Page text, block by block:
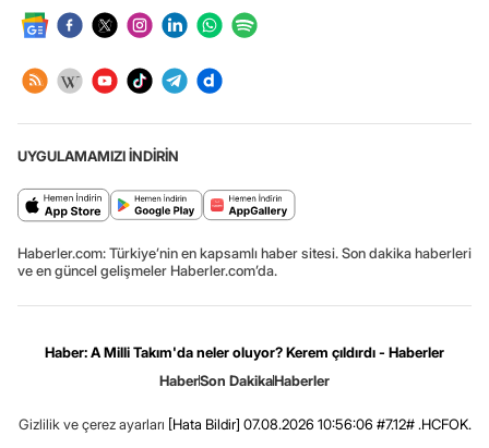
UYGULAMAMIZI İNDİRİN
Haberler.com: Türkiye’nin en kapsamlı haber sitesi. Son dakika haberleri
ve en güncel gelişmeler Haberler.com’da.
Haber: A Milli Takım'da neler oluyor? Kerem çıldırdı - Haberler
HaberSon DakikaHaberler
Gizlilik ve çerez ayarları [Hata Bildir] 07.08.2026 10:56:06 #7.12# .HCFOK.